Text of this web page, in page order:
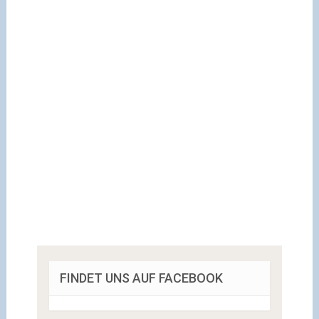
FINDET UNS AUF FACEBOOK